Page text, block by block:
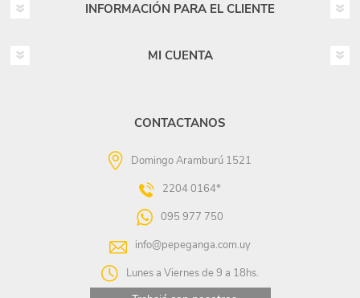
INFORMACIÓN PARA EL CLIENTE
MI CUENTA
CONTACTANOS
Domingo Aramburú 1521
2204 0164*
095 977 750
info@pepeganga.com.uy
Lunes a Viernes de 9 a 18hs.